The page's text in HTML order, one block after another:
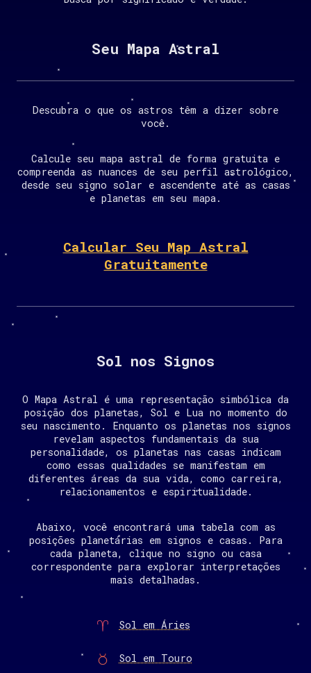
Seu Mapa Astral
Descubra o que os astros têm a dizer sobre
você.
Calcule seu mapa astral de forma gratuita e
compreenda as nuances de seu perfil astrológico,
desde seu signo solar e ascendente até as casas
e planetas em seu mapa.
Calcular Seu Map Astral
Gratuitamente
Sol nos Signos
O Mapa Astral é uma representação simbólica da
posição dos planetas, Sol e Lua no momento do
seu nascimento. Enquanto os planetas nos signos
revelam aspectos fundamentais da sua
personalidade, os planetas nas casas indicam
como essas qualidades se manifestam em
diferentes áreas da sua vida, como carreira,
relacionamentos e espiritualidade.
Abaixo, você encontrará uma tabela com as
posições planetárias em signos e casas. Para
cada planeta, clique no signo ou casa
correspondente para explorar interpretações
mais detalhadas.
Sol em Áries
Sol em Touro